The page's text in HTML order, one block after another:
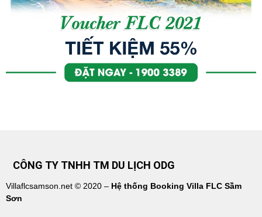
CÔNG TY TNHH TM DU LỊCH ODG
Villaflcsamson.net © 2020 – Hệ thống Booking Villa FLC Sầm
Sơn